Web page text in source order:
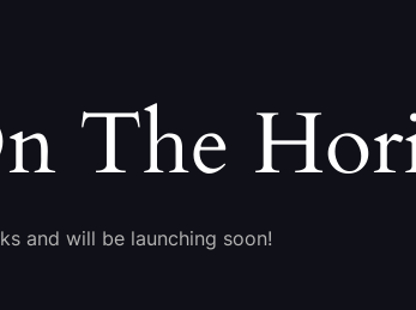
The
and will be launching soon!